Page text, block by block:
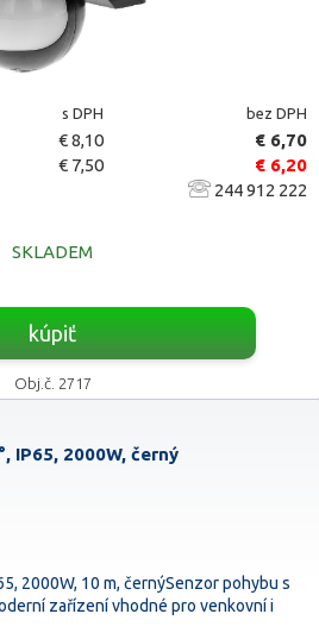
s DPH bez DPH
€ 8,10
€ 6,70
€ 7,50
€ 6,20
244 912 222
SKLADEM
kúpiť
Obj.č. 2717
IP65, 2000W, černý
2000W, 10 m, černýSenzor pohybu s
zařízení vhodné pro venkovní i